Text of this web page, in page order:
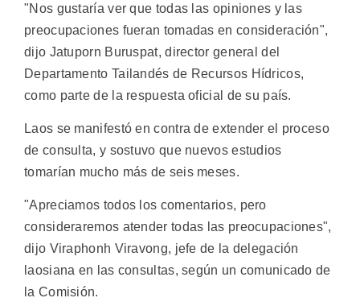
"Nos gustaría ver que todas las opiniones y las
preocupaciones fueran tomadas en consideración",
dijo Jatuporn Buruspat, director general del
Departamento Tailandés de Recursos Hídricos,
como parte de la respuesta oficial de su país.
Laos se manifestó en contra de extender el proceso
de consulta, y sostuvo que nuevos estudios
tomarían mucho más de seis meses.
"Apreciamos todos los comentarios, pero
consideraremos atender todas las preocupaciones",
dijo Viraphonh Viravong, jefe de la delegación
laosiana en las consultas, según un comunicado de
la Comisión.